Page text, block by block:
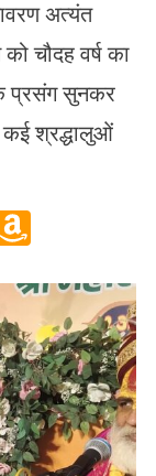
अत्यंत
चौदह वर्ष का
प्रसंग सुनकर
कई श्रद्धालुओं
Telegram
List